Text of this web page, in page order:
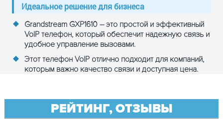
Идеальное решение для бизнеса
Grandstream GXP1610 – это простой и эффективный
VoIP телефон, который обеспечит надежную связь и
удобное управление вызовами.
Этот телефон VoIP отлично подходит для компаний,
которым важно качество связи и доступная цена.
РЕЙТИНГ, ОТЗЫВЫ